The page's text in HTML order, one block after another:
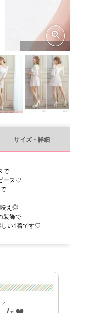
サイズ・詳細
で
ース♡
映え◎
装飾で
しい1着です♡